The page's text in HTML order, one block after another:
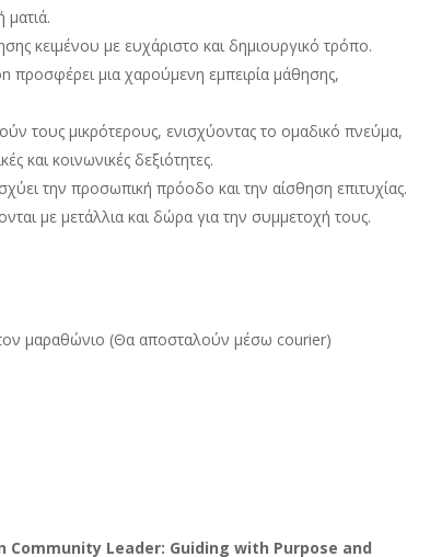
κειμένου με ευχάριστο και δημιουργικό τρόπο.
προσφέρει μια χαρούμενη εμπειρία μάθησης,
τους μικρότερους, ενισχύοντας το ομαδικό πνεύμα,
και κοινωνικές δεξιότητες.
την προσωπική πρόοδο και την αίσθηση επιτυχίας.
με μετάλλια και δώρα για την συμμετοχή τους.
μαραθώνιο (Θα αποσταλούν μέσω courier)
Community Leader: Guiding with Purpose and